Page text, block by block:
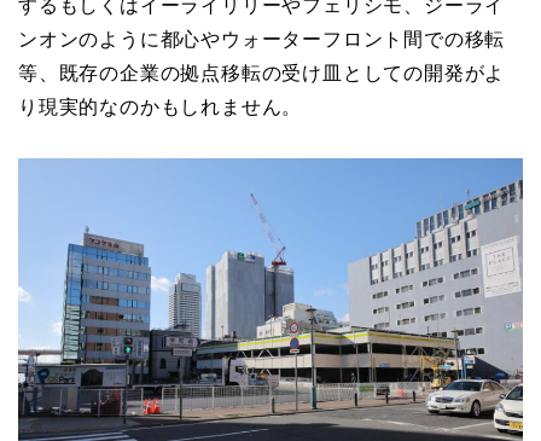
するもしくはイーライリリーやフェリシモ、ジーライ
ンオンのように都心やウォーターフロント間での移転
等、既存の企業の拠点移転の受け皿としての開発がよ
り現実的なのかもしれません。